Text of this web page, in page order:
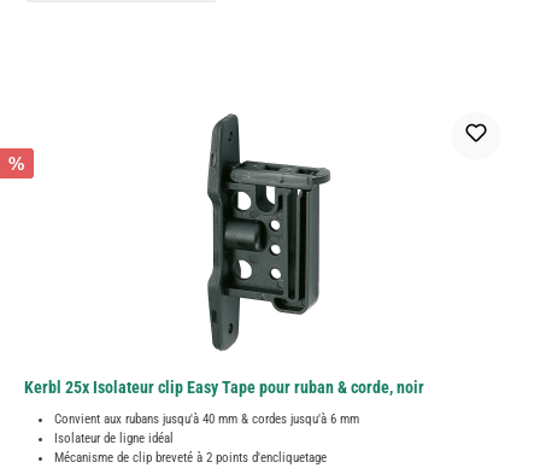
%
Kerbl 25x Isolateur clip Easy Tape pour ruban & corde, noir
Convient aux rubans jusqu'à 40 mm & cordes jusqu'à 6 mm
Isolateur de ligne idéal
Mécanisme de clip breveté à 2 points d'encliquetage